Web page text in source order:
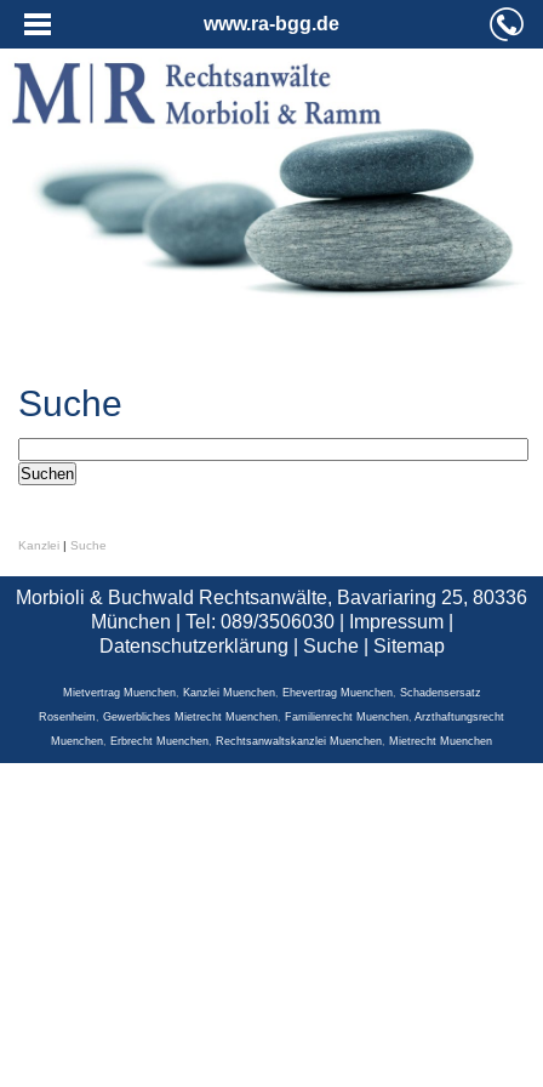
www.ra-bgg.de
Suche
Kanzlei | Suche
Morbioli & Buchwald Rechtsanwälte, Bavariaring 25, 80336
München | Tel: 089/3506030 |
Impressum|
Datenschutzerklärung
Suche| Sitemap
Mietvertrag Muenchen, Kanzlei Muenchen, Ehevertrag Muenchen, Schadensersatz
Rosenheim, Gewerbliches Mietrecht Muenchen, Familienrecht Muenchen, Arzthaftungsrecht
Muenchen, Erbrecht Muenchen, Rechtsanwaltskanzlei Muenchen, Mietrecht Muenchen